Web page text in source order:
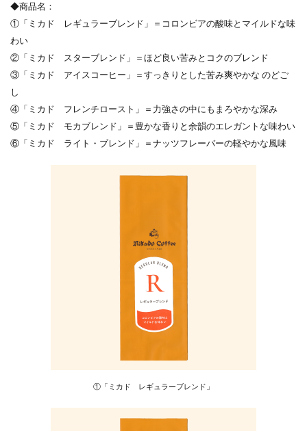
◆商品名：
①「ミカド レギュラーブレンド」＝コロンビアの酸味とマイルドな味
わい
②「ミカド スターブレンド」＝ほど良い苦みとコクのブレンド
③「ミカド アイスコーヒー」＝すっきりとした苦み爽やかな のどご
し
④「ミカド フレンチロースト」＝力強さの中にもまろやかな深み
⑤「ミカド モカブレンド」＝豊かな香りと余韻のエレガントな味わい
⑥「ミカド ライト・ブレンド」＝ナッツフレーバーの軽やかな風味
①「ミカド レギュラーブレンド」